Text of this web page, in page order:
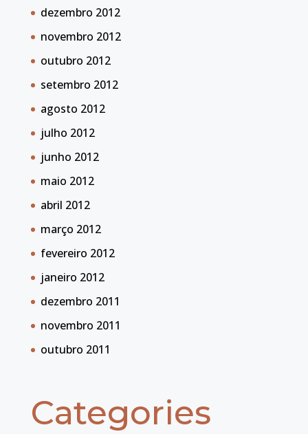
dezembro 2012
novembro 2012
outubro 2012
setembro 2012
agosto 2012
julho 2012
junho 2012
maio 2012
abril 2012
março 2012
fevereiro 2012
janeiro 2012
dezembro 2011
novembro 2011
outubro 2011
Categories